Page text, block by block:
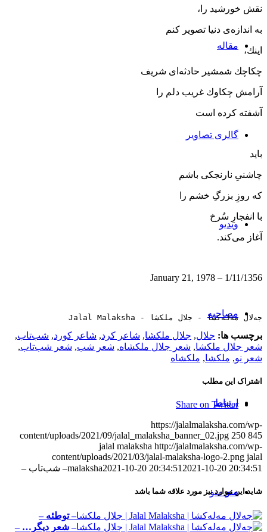
مقاله‌
گالری تصاویر
ویدیو
مصاحبه‌
ارتباط
منو منو
نقش خورشید را،
به ‌اندازه‌ی دنیا تصویر كنم
اینك،
چكاچك شمشیر حادثه‌ای شریف
آرامش چكاوك غریب دلم را
آشفته كرده‌ است
باید
چاشنیِ نارنجكی باشم
كه روزِ بزرگِ خشم را
با انفجارِ سُرخ
آغاز می‌كند.
1/11/1356 – January 21, 1978
جەلال مەلەکشا - جلال ملکشا - Jalal Malaksha
برچسب ها: جلال, جلال ملکشا, شاعر کرد, شاعر کورد, شب‌تاب,
شعر جلال ملکشا, شعر جلال ملکشاه, شعر شب‌, شعر شب‌تاب,
شعر نو, ملکشا, ملکشاه
اشتراک این مطلب
Share on Twitter
https://jalalmalaksha.com/wp-
content/uploads/2021/09/jalal_malaksha_banner_02.jpg 250 845
jalal malaksha http://jalalmalaksha.com/wp-
content/uploads/2021/03/jalal-malaksha-logo-2.png jalal
malaksha2021-10-20 20:34:51 2021-10-20 20:34:51 – شب‌تاب –
شاید این موارد نیز مورد علاقه شما باشد
– توطئه –
– شعر دیگر… –